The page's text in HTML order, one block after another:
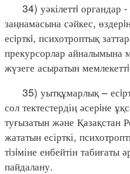
34) уәкілеттi органдар -
заңнамасына сәйкес,
есiрткi, психотроптық
прекурсорлар айналымына
жүзеге асыратын
35) уытқұмарлық –
сол тектестердің әсерiне
туғызатын және Қазақстан
жататын есірткі,
тiзiміне енбейтін табиғаты
пайдалану.